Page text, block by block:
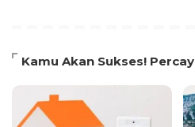
Kamu Akan Sukses!